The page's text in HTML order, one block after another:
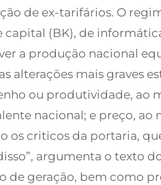
de ex-tarifários. O
(BK), de
a produção nacional
alterações mais graves
ou produtividade, ao
nacional; e preço, ao
os criticos da portaria,
argumenta o texto
geração, bem como